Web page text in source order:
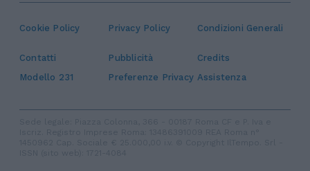
Cookie Policy Privacy Policy Condizioni Generali
Contatti Pubblicità
Credits
Modello 231
Preferenze Privacy Assistenza